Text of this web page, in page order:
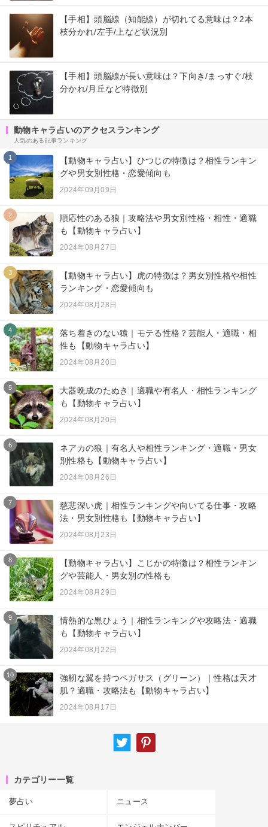
【手相】頭脳線（知能線）が切れてる意味は？2本
枝分かれ/左手/上など状況別
【手相】頭脳線が長い意味は？下向き/まっすぐ/枝
分かれ/月丘など特徴別
動物キャラ占いのアクセスランキング
人気のある記事ランキング
1
【動物キャラ占い】ひつじの特徴は？相性ランキン
グや男女別性格・恋愛傾向も
2024年09月09日
2
順応性のある狼｜攻略法や男女別性格・相性・適職
も【動物キャラ占い】
2024年08月27日
3
【動物キャラ占い】虎の特徴は？男女別性格や相性
ランキング・恋愛傾向も
2024年08月28日
4
落ち着きのない猿｜モテる性格？芸能人・適職・相
性も【動物キャラ占い】
2024年08月20日
5
大器晩成のたぬき｜適職や有名人・相性ランキング
も【動物キャラ占い】
2024年08月20日
6
ネアカの狼｜有名人や相性ランキング・適職・男女
別性格も【動物キャラ占い】
2024年08月26日
7
慈悲深い虎｜相性ランキングや向いてる仕事・攻略
法・男女別性格も【動物キャラ占い】
2024年08月23日
8
【動物キャラ占い】こじかの特徴は？相性ランキン
グや芸能人・男女別の性格も
2024年08月29日
9
情熱的な黒ひょう｜相性ランキングや攻略法・適職
も【動物キャラ占い】
2024年08月22日
10
強靭な翼を持つペガサス（グリーン）｜性格は天才
肌？適職・攻略法も【動物キャラ占い】
2024年08月17日
カテゴリー一覧
夢占い ニュース